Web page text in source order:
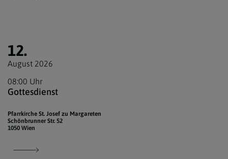
12.
August 2026
08:00 Uhr
Gottesdienst
Pfarrkirche St. Josef zu Margareten
Schönbrunner Str. 52
1050 Wien